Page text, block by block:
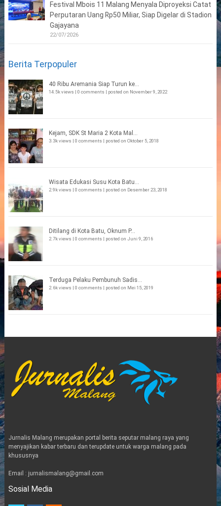
Festival Mbois 11 Malang Menyala Diproyeksi Catat
Perputaran Uang Rp50 Miliar, Siap Digelar di Stadion
Gajayana
22/07/2026
Berita Terpopuler
40 Ribu Aremania Siap Turun ke...
14.5k views 0 comments posted on November 9, 2022
Kejam, SDK St Maria 2 Kota Mal...
3.3k views 0 comments posted on Oktober 5, 2018
Wisata Edukasi Susu Kota Batu...
2.9k views 0 comments posted on Desember 23, 2018
Ditilang di Kota Batu, Oknum P...
2.7k views | 0 comments | posted on Juni 9, 2016
Terduga Pelaku Pembunuh Sadis...
2.6k views | 0 comments | posted on Mei 15, 2019
Jurnalis Malang merupakan portal berita seputar malang raya yang
menyajikan kabar terbaru dan terupdate untuk warga malang pada
khususnya
Email : jurnalismalang@gmail.com
Sosial Media